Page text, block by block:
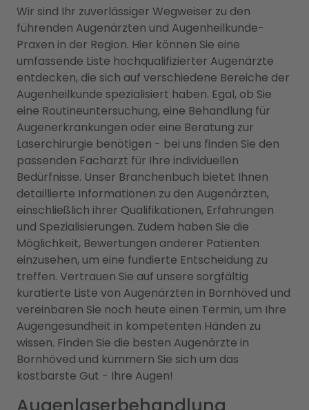
Wir sind Ihr zuverlässiger Wegweiser zu den
führenden Augenärzten und Augenheilkunde-
Praxen in der Region. Hier können Sie eine
umfassende Liste hochqualifizierter Augenärzte
entdecken, die sich auf verschiedene Bereiche der
Augenheilkunde spezialisiert haben. Egal, ob Sie
eine Routineuntersuchung, eine Behandlung für
Augenerkrankungen oder eine Beratung zur
Laserchirurgie benötigen - bei uns finden Sie den
passenden Facharzt für Ihre individuellen
Bedürfnisse. Unser Branchenbuch bietet Ihnen
detaillierte Informationen zu den Augenärzten,
einschließlich ihrer Qualifikationen, Erfahrungen
und Spezialisierungen. Zudem haben Sie die
Möglichkeit, Bewertungen anderer Patienten
einzusehen, um eine fundierte Entscheidung zu
treffen. Vertrauen Sie auf unsere sorgfältig
kuratierte Liste von Augenärzten in Bornhöved und
vereinbaren Sie noch heute einen Termin, um Ihre
Augengesundheit in kompetenten Händen zu
wissen. Finden Sie die besten Augenärzte in
Bornhöved und kümmern Sie sich um das
kostbarste Gut - Ihre Augen!